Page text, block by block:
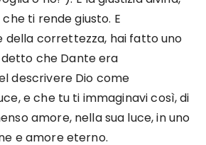
ti rende giusto. E
della correttezza, hai fatto uno
detto che Dante era
descrivere Dio come
e che tu ti immaginavi così, di
amore, nella sua luce, in uno
e amore eterno.